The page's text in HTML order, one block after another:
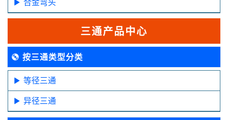
三通产品中心
按三通类型分类
等径三通
异径三通